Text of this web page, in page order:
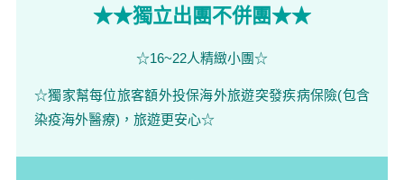
★★獨立出團不併團★★
☆16~22人精緻小團☆
☆獨家幫每位旅客額外投保海外旅遊突發疾病保險(包含
染疫海外醫療)，旅遊更安心☆